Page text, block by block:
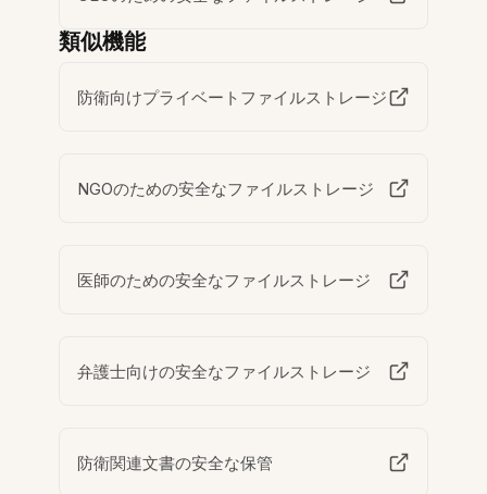
類似機能
防衛向けプライベートファイルストレージ
NGOのための安全なファイルストレージ
医師のための安全なファイルストレージ
弁護士向けの安全なファイルストレージ
防衛関連文書の安全な保管